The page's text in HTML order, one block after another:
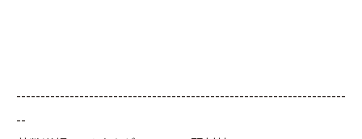
--------------------------------------------------------------------
--